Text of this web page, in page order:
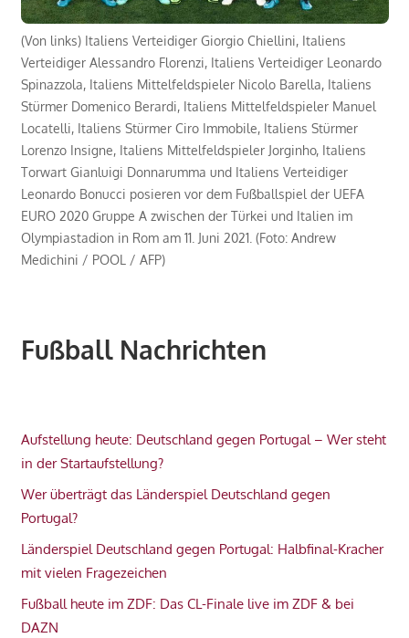
(Von links) Italiens Verteidiger Giorgio Chiellini, Italiens
Verteidiger Alessandro Florenzi, Italiens Verteidiger Leonardo
Spinazzola, Italiens Mittelfeldspieler Nicolo Barella, Italiens
Stürmer Domenico Berardi, Italiens Mittelfeldspieler Manuel
Locatelli, Italiens Stürmer Ciro Immobile, Italiens Stürmer
Lorenzo Insigne, Italiens Mittelfeldspieler Jorginho, Italiens
Torwart Gianluigi Donnarumma und Italiens Verteidiger
Leonardo Bonucci posieren vor dem Fußballspiel der UEFA
EURO 2020 Gruppe A zwischen der Türkei und Italien im
Olympiastadion in Rom am 11. Juni 2021. (Foto: Andrew
Medichini / POOL / AFP)
Fußball Nachrichten
Aufstellung heute: Deutschland gegen Portugal – Wer steht
in der Startaufstellung?
Wer überträgt das Länderspiel Deutschland gegen
Portugal?
Länderspiel Deutschland gegen Portugal: Halbfinal-Kracher
mit vielen Fragezeichen
Fußball heute im ZDF: Das CL-Finale live im ZDF & bei
DAZN